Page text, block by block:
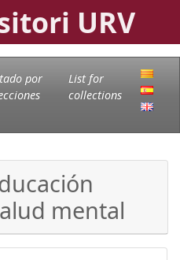
URV
por
List for
collections
mental